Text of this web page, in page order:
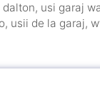
dalton, usi garaj
, usii de la garaj,